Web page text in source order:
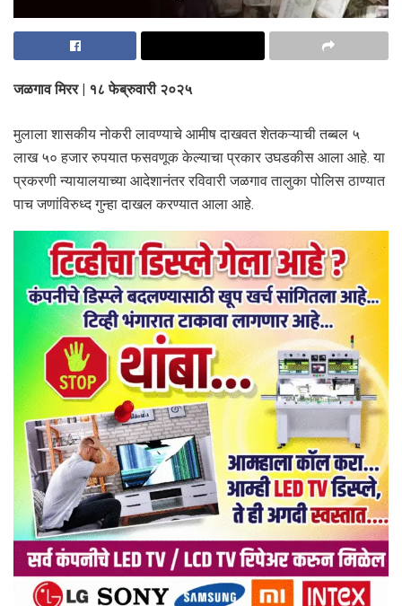
जळगाव मिरर | १८ फेब्रुवारी २०२५
मुलाला शासकीय नोकरी लावण्याचे आमीष दाखवत शेतकऱ्याची तब्बल ५
लाख ५० हजार रुपयात फसवणूक केल्याचा प्रकार उघडकीस आला आहे. या
प्रकरणी न्यायालयाच्या आदेशानंतर रविवारी जळगाव तालुका पोलिस ठाण्यात
पाच जणांविरुध्द गुन्हा दाखल करण्यात आला आहे.